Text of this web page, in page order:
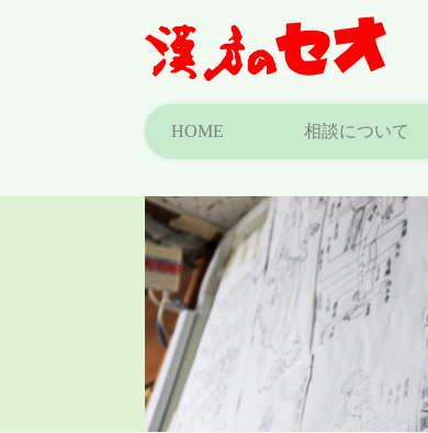
HOME 相談について